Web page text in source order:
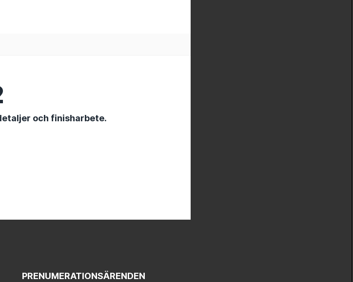
och finisharbete.
PRENUMERATIONSÄRENDEN